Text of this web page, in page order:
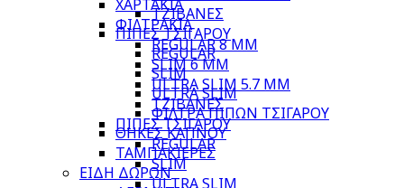
ΤΖΙΒΑΝΕΣ
ΠΙΠΕΣ ΤΣΙΓΑΡΟΥ
REGULAR
SLIM
ULTRA SLIM
ΦΙΛΤΡΑ ΠΙΠΩΝ ΤΣΙΓΑΡΟΥ
ΘΗΚΕΣ ΚΑΠΝΟΥ
ΤΑΜΠΑΚΙΕΡΕΣ
ΕΙΔΗ ΔΩΡΩΝ
ΧΑΡΤΑΚΙΑ
ΦΙΛΤΡΑΚΙΑ
REGULAR 8 MM
SLIM 6 MM
ULTRA SLIM 5.7 MM
ΤΖΙΒΑΝΕΣ
ΠΙΠΕΣ ΤΣΙΓΑΡΟΥ
REGULAR
SLIM
ULTRA SLIM